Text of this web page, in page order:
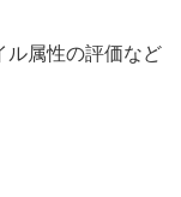
ル属性の評価など